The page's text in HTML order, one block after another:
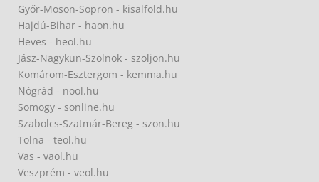
Győr-Moson-Sopron - kisalfold.hu
Hajdú-Bihar - haon.hu
Heves - heol.hu
Jász-Nagykun-Szolnok - szoljon.hu
Komárom-Esztergom - kemma.hu
Nógrád - nool.hu
Somogy - sonline.hu
Szabolcs-Szatmár-Bereg - szon.hu
Tolna - teol.hu
Vas - vaol.hu
Veszprém - veol.hu